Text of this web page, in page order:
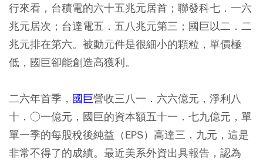
行來看，台積電的六十五兆元居首；聯發科七．一六
兆元居次；台達電五．五八兆元第三；國巨以二．二
兆元排在第六。被動元件是很細小的顆粒，單價極
低，國巨卻能創造高獲利。
二六年首季， 國巨營收三八一．六六億元，淨利八
十．○一億元，國巨的資本額五十一．七九億元，單
單一季的每股稅後純益（EPS）高達三．九元，這是
非常不得了的成績。最近美系外資出具報告，認為